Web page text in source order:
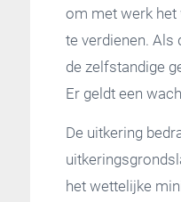
om met werk
te verdienen. Als
de zelfstandige
Er geldt een
De uitkering
het wettelijke